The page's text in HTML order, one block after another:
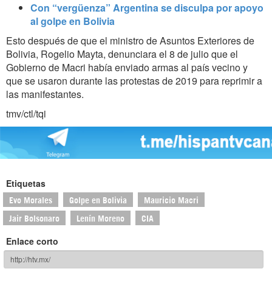
Con “vergüenza” Argentina se disculpa por apoyo
al golpe en Bolivia
Esto después de que el ministro de Asuntos Exteriores de
Bolivia, Rogelio Mayta, denunciara el 8 de julio que el
Gobierno de Macri había enviado armas al país vecino y
que se usaron durante las protestas de 2019 para reprimir a
las manifestantes.
tmv/ctl/tqi
Etiquetas
Evo Morales Golpe en Bolivia Mauricio Macri
Jair Bolsonaro Lenín Moreno CIA
Enlace corto